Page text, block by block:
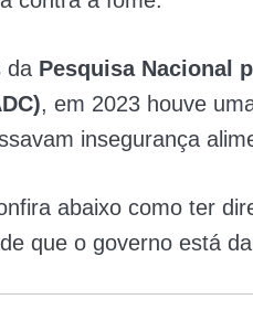
da Pesquisa Nacional
, em 2023 houve
insegurança
abaixo como ter
que o governo está